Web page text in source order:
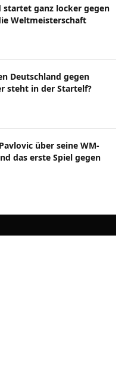
startet ganz locker gegen
Weltmeisterschaft
Deutschland gegen
steht in der Startelf?
über seine WM-
das erste Spiel gegen